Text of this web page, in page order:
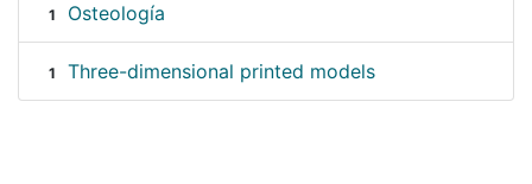
1 Osteología
1 Three-dimensional printed models